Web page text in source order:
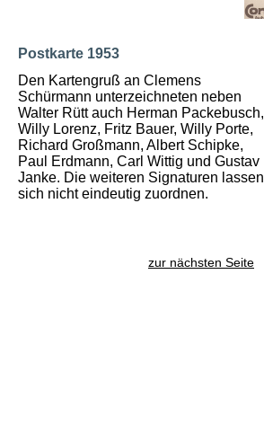
Postkarte 1953
Den Kartengruß an Clemens
Schürmann unterzeichneten neben
Walter Rütt auch Herman Packebusch,
Willy Lorenz, Fritz Bauer, Willy Porte,
Richard Großmann, Albert Schipke,
Paul Erdmann, Carl Wittig und Gustav
Janke. Die weiteren Signaturen lassen
sich nicht eindeutig zuordnen.
zur nächsten Seite